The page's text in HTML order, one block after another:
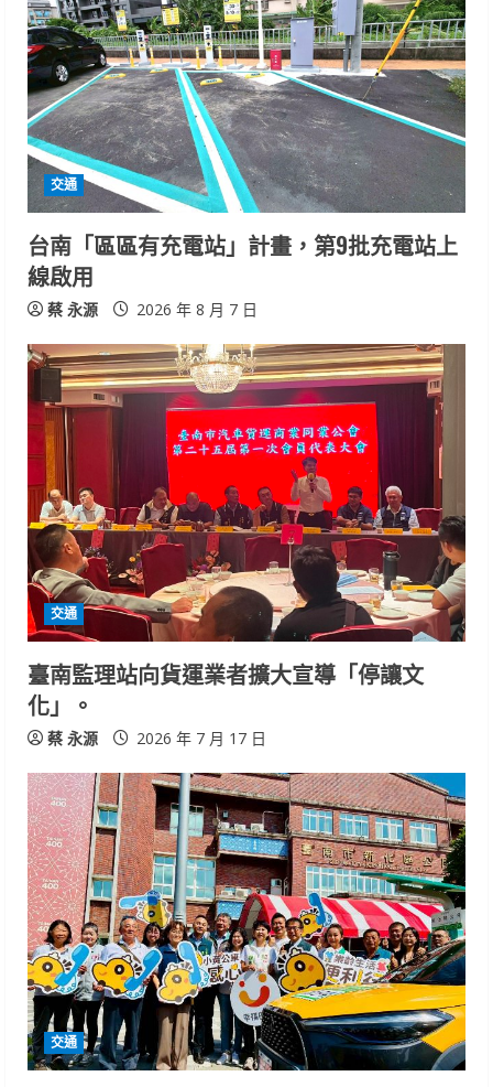
e
a
d
i
n
g
交通
台南「區區有充電站」計畫，第9批充電站上
線啟用
蔡 永源 2026 年 8 月 7 日
交通
臺南監理站向貨運業者擴大宣導「停讓文
化」。
蔡 永源 2026 年 7 月 17 日
交通